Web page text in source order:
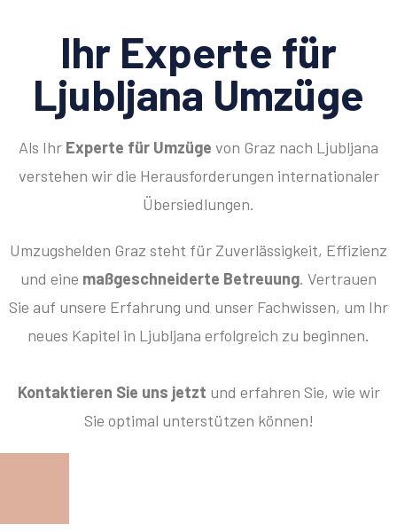
Ihr Experte für
Ljubljana Umzüge
Als Ihr Experte für Umzüge von Graz nach Ljubljana
verstehen wir die Herausforderungen internationaler
Übersiedlungen.
Umzugshelden Graz steht für Zuverlässigkeit, Effizienz
und eine maßgeschneiderte Betreuung. Vertrauen
Sie auf unsere Erfahrung und unser Fachwissen, um Ihr
neues Kapitel in Ljubljana erfolgreich zu beginnen.
Kontaktieren Sie uns jetzt und erfahren Sie, wie wir
Sie optimal unterstützen können!